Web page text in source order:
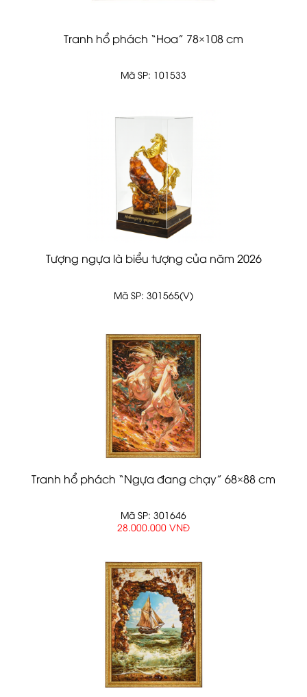
Tranh hổ phách “Hoa” 78×108 cm
Mã SP: 101533
Tượng ngựa là biểu tượng của năm 2026
Mã SP: 301565(V)
Tranh hổ phách “Ngựa đang chạy” 68×88 cm
Mã SP: 301646
28.000.000 VNĐ